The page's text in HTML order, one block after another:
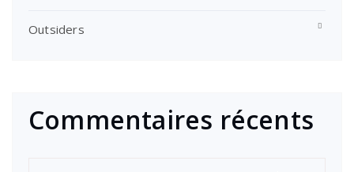
Outsiders
Commentaires récents